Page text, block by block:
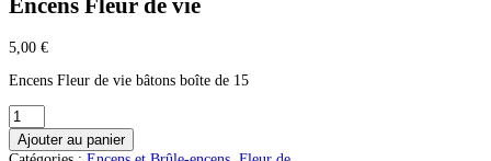
Encens Fleur de vie
5,00 €
Encens Fleur de vie bâtons boîte de 15
quantité
de
Encens
Ajouter au panier